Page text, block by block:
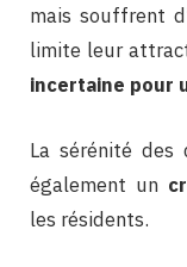
mais souffrent
limite leur
incertaine pour
La sérénité des
également un
les résidents.